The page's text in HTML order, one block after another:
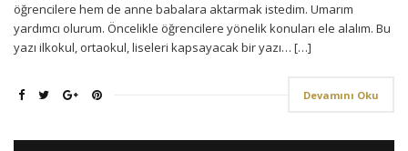
öğrencilere hem de anne babalara aktarmak istedim. Umarım
yardımcı olurum. Öncelikle öğrencilere yönelik konuları ele alalım. Bu
yazı ilkokul, ortaokul, liseleri kapsayacak bir yazı… […]
Devamını Oku